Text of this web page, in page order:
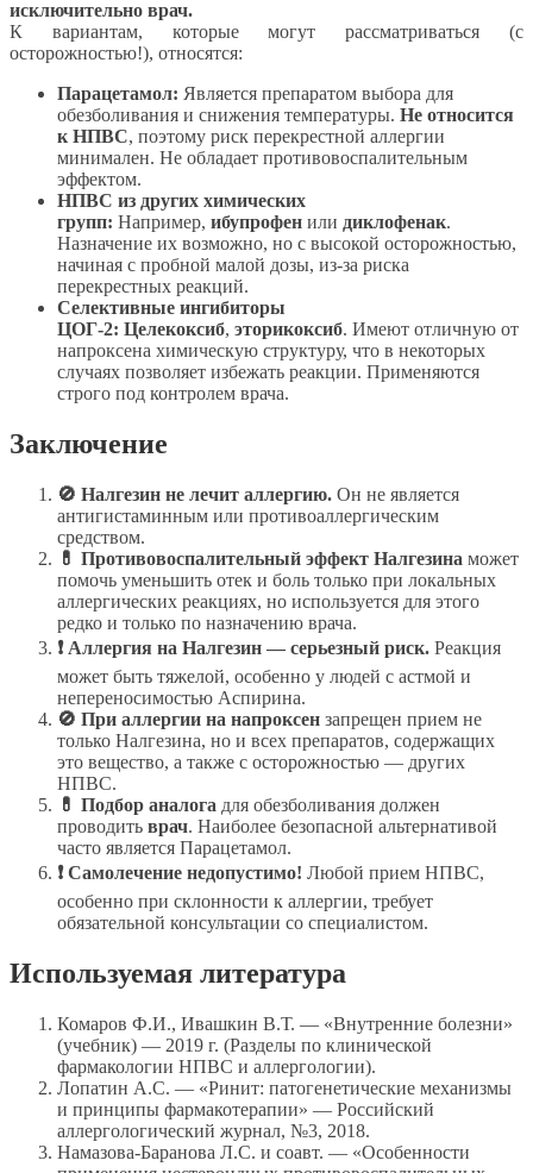
исключительно врач.
К вариантам, которые могут рассматриваться (с
осторожностью!), относятся:
Парацетамол: Является препаратом выбора для
обезболивания и снижения температуры. Не относится
к НПВС, поэтому риск перекрестной аллергии
минимален. Не обладает противовоспалительным
эффектом.
НПВС из других химических
групп: Например, ибупрофен или диклофенак.
Назначение их возможно, но с высокой осторожностью,
начиная с пробной малой дозы, из-за риска
перекрестных реакций.
Селективные ингибиторы
ЦОГ-2: Целекоксиб, эторикоксиб. Имеют отличную от
напроксена химическую структуру, что в некоторых
случаях позволяет избежать реакции. Применяются
строго под контролем врача.
Заключение
🚫 Налгезин не лечит аллергию. Он не является
антигистаминным или противоаллергическим
средством.
💊 Противовоспалительный эффект Налгезина может
помочь уменьшить отек и боль только при локальных
аллергических реакциях, но используется для этого
редко и только по назначению врача.
❗ Аллергия на Налгезин — серьезный риск. Реакция
может быть тяжелой, особенно у людей с астмой и
непереносимостью Аспирина.
🚫 При аллергии на напроксен запрещен прием не
только Налгезина, но и всех препаратов, содержащих
это вещество, а также с осторожностью — других
НПВС.
💊 Подбор аналога для обезболивания должен
проводить врач. Наиболее безопасной альтернативой
часто является Парацетамол.
❗ Самолечение недопустимо! Любой прием НПВС,
особенно при склонности к аллергии, требует
обязательной консультации со специалистом.
Используемая литература
Комаров Ф.И., Ивашкин В.Т. — «Внутренние болезни»
(учебник) — 2019 г. (Разделы по клинической
фармакологии НПВС и аллергологии).
Лопатин А.С. — «Ринит: патогенетические механизмы
и принципы фармакотерапии» — Российский
аллергологический журнал, №3, 2018.
Намазова-Баранова Л.С. и соавт. — «Особенности